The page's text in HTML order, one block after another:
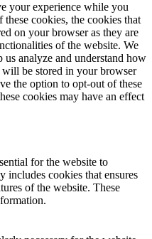
your experience while you
cookies, the cookies that
on your browser as they are
of the website. We
analyze and understand how
be stored in your browser
the option to opt-out of these
cookies may have an effect
for the website to
cookies that ensures
of the website. These